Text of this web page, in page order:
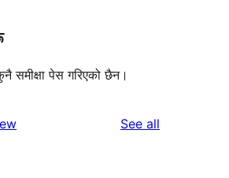
समीक्षा पेस गरिएको छैन।
See all